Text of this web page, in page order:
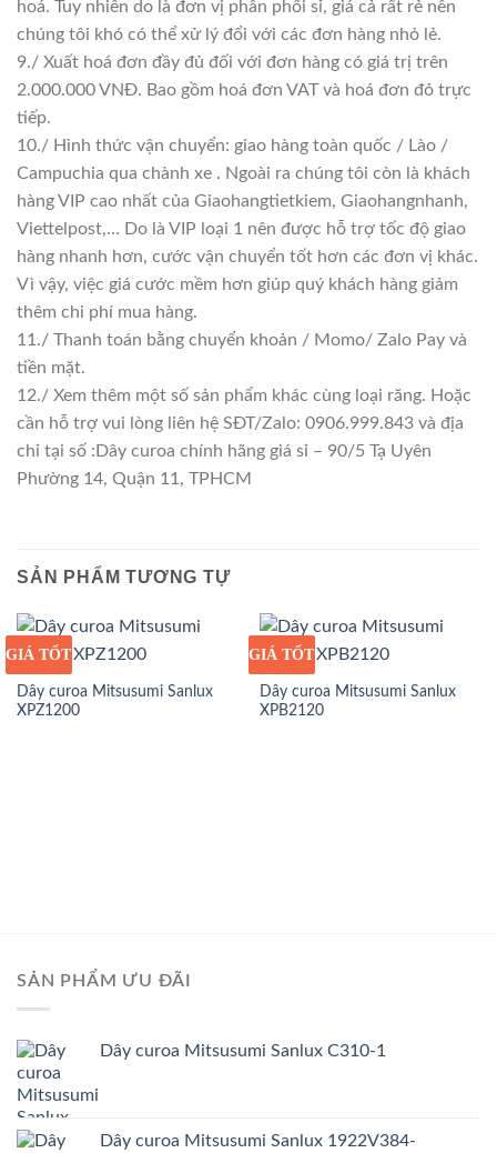
hoá. Tuy nhiên do là đơn vị phân phối sỉ, giá cả rất rẻ nên
chúng tôi khó có thể xử lý đổi với các đơn hàng nhỏ lẻ.
9./ Xuất hoá đơn đầy đủ đối với đơn hàng có giá trị trên
2.000.000 VNĐ. Bao gồm hoá đơn VAT và hoá đơn đỏ trực
tiếp.
10./ Hình thức vận chuyển: giao hàng toàn quốc / Lào /
Campuchia qua chành xe . Ngoài ra chúng tôi còn là khách
hàng VIP cao nhất của Giaohangtietkiem, Giaohangnhanh,
Viettelpost,… Do là VIP loại 1 nên được hỗ trợ tốc độ giao
hàng nhanh hơn, cước vận chuyển tốt hơn các đơn vị khác.
Vì vậy, việc giá cước mềm hơn giúp quý khách hàng giảm
thêm chi phí mua hàng.
11./ Thanh toán bằng chuyển khoản / Momo/ Zalo Pay và
tiền mặt.
12./ Xem thêm một số sản phẩm khác cùng loại răng. Hoặc
cần hỗ trợ vui lòng liên hệ SĐT/Zalo: 0906.999.843 và địa
chỉ tại số :Dây curoa chính hãng giá sỉ – 90/5 Tạ Uyên
Phường 14, Quận 11, TPHCM
SẢN PHẨM TƯƠNG TỰ
GIÁ SỈ
GIÁ TỐT
Dây curoa Mitsusumi Sanlux
XPZ1200
GIÁ SỈ
GIÁ TỐT
Dây curoa Mitsusumi Sanlux
XPB2120
SẢN PHẨM ƯU ĐÃI
Dây curoa Mitsusumi Sanlux C310-1
Dây curoa Mitsusumi Sanlux 1922V384-